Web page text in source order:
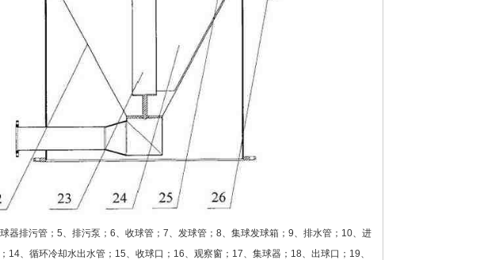
排污管；5、排污泵；6、收球管；7、发球管；8、集球发球箱；9、排水管；10、进
、循环冷却水出水管；15、收球口；16、观察窗；17、集球器；18、出球口；19、